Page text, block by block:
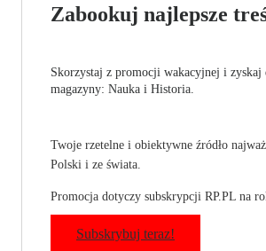
Zabookuj najlepsze
Skorzystaj z promocji wakacyjnej i zyskaj
magazyny: Nauka i Historia.
Twoje rzetelne i obiektywne źródło
Polski i ze świata.
Promocja dotyczy subskrypcji RP.PL na
Subskrybuj teraz!